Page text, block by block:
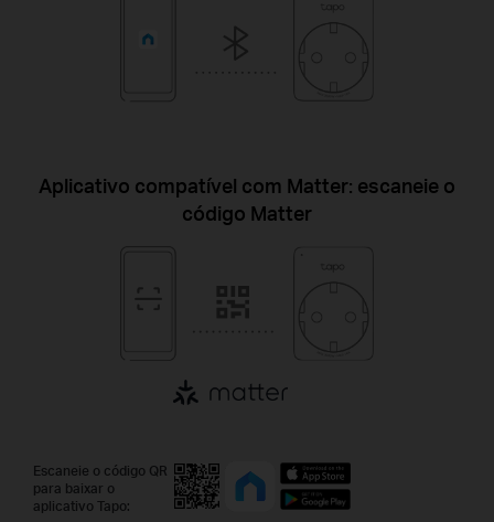
Aplicativo compatível com Matter: escaneie o
código Matter
Escaneie o código QR
para baixar o
aplicativo Tapo: